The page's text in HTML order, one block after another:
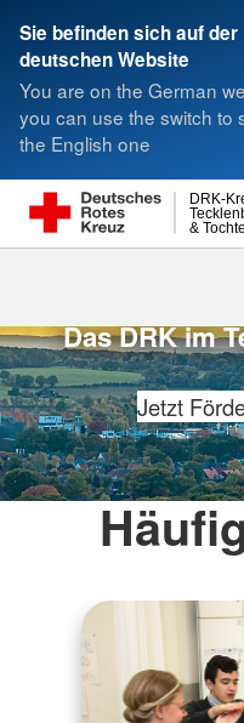
Sie befinden sich auf der
deutschen Website
You are on the German
you can use the switch to
the English one
&
DRK-
Suche
Das DRK im
Jetzt